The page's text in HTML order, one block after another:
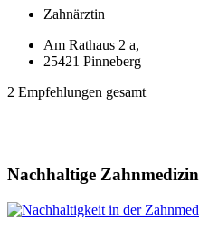
Zahnärztin
Am Rathaus 2 a,
25421 Pinneberg
2 Empfehlungen gesamt
Nachhaltige Zahnmedizin